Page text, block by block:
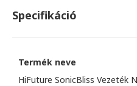
Specifikáció
Termék neve
HiFuture SonicBliss Vezeték